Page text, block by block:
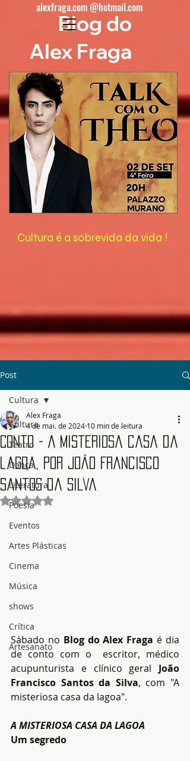
Cultura é a sobrevida da vida !
Blog do
Alex Fraga
alexfraga.com @hotmail.com
Post
Cultura
Teatro
Dança
Literatura
Poesia
Eventos
Artes Plásticas
Cinema
Música
shows
Crítica
Artesanato
Cultura
Conto - A misteriosa casa da
lagoa, por João Francisco
Santos da Silva
Alex Fraga
4 de mai. de 2024 10 min de leitura
Avaliado com NaN de 5 estrelas.
Sábado no Blog do Alex Fraga é dia
de conto com o  escritor, médico
acupunturista e clínico geral João
Francisco Santos da Silva, com "A
misteriosa casa da lagoa".
A MISTERIOSA CASA DA LAGOA
Um segredo